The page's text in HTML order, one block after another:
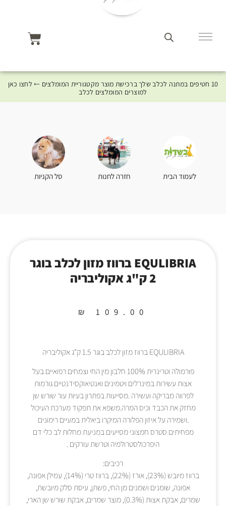
10 חטיפים במתנה לכלב שלך ברכישת מוצר מקטגוריית המומלצים ⤎ לחצו כאן
למוצרים המומלצים לכלב
לעמוד הבית חזרה לחנות סל הקניות
EQULIBRIA ברווז מזון לכלב בוגר
2 ק"ג אקוליבריה
₪ 109.00
EQULIBRIA ברווז מזון לכלב בוגר 1.5 ק"ג אקוליבריה
פורמולה וטרינרית 100% חלבון מין החי וצמחים רפואיים בעל
אצות עשירות במינרלים ויטמינים ואנטיאוקסידנטיים גורמות
לפרווה מבריקה ועשירה .מסייעות בפתרון בעיות עור שורש שן
מחזק את הכבד וכיס המרה.משפא את תפקוד מערכת העיכול
.ושמירה על איזון הפלורה המיקרו ביאלית במעיים רימונים
מפחיתים סטרס חמצוני מסייעים במניעת מחלות לב כלי דם
היפרכולסטרולמיה וטרשת עורקים .
רכיבים:
ברווז מיובש (23%), אורז (22%), ברווז טרי (14%), עמילן אפונה,
אפונה, שומנים ושמנים מן החי, פשתן, עיסת סלק מיובשת,
שמרים, אבקת אצות (0.3%), מוצר שמרים, אבקת שורש שן הארי,